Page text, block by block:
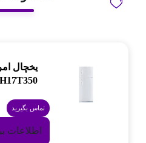
یخچال
تماس بگیرید
اطلاعات